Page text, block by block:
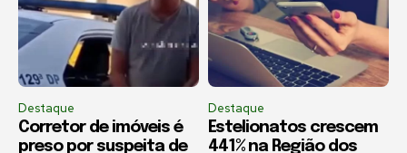
Destaque
Corretor de imóveis é
preso por suspeita de
Destaque
Estelionatos crescem
441% na Região dos